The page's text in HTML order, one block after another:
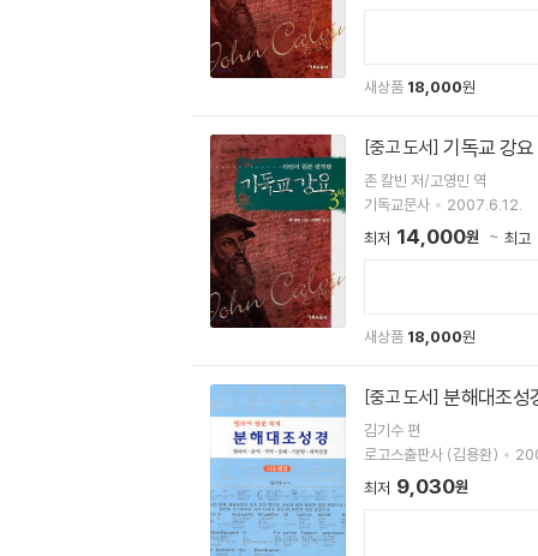
새상품 18,000원
[중고 도서] 기독교 강
존 칼빈 저/고영민 역
기독교문사
2007.6.12.
최저 14,000원 최고
새상품 18,000원
[중고 도서] 분해대조성
김기수 편
로고스출판사 (김용환)
최저 9,030원